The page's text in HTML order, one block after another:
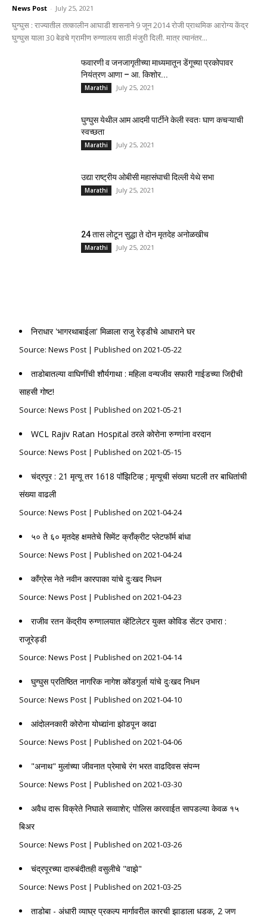
News Post - July 25, 2021
घुग्घुस : राज्यातील तत्कालीन आघाडी शासनाने 9 जून 2014 रोजी प्राथमिक आरोग्य केंद्र
घुग्घुस याला 30 बेडचे ग्रामीण रुग्णालय साठी मंजुरी दिली. मात्र त्यानंतर...
फवारणी व जनजागृतीच्या माध्यमातून डेंगूच्या प्रकोपावर
नियंत्रण आणा – आ. किशोर...
Marathi July 25, 2021
घुग्घुस येथील आम आदमी पार्टीने केली स्वतः घाण कचऱ्याची
स्वच्छता
Marathi July 25, 2021
उद्या राष्ट्रीय ओबीसी महासंघाची दिल्ली येथे सभा
Marathi July 25, 2021
24 तास लोटून सुद्धा ते दोन मृतदेह अनोळखीच
Marathi July 25, 2021
निराधार 'भागरथाबाईला' मिळाला राजु रेड्डीचे आधाराने घर
Source: News Post Published on 2021-05-22
ताडोबातल्या वाघिणींची शौर्यगाथा : महिला वन्यजीव सफारी गाईडच्या जिद्दीची
साहसी गोष्ट!
Source: News Post Published on 2021-05-21
WCL Rajiv Ratan Hospital ठरले कोरोना रुग्णांना वरदान
Source: News Post Published on 2021-05-15
चंद्रपूर : 21 मृत्यू तर 1618 पॉझिटिव्ह ; मृत्यूची संख्या घटली तर बाधितांची
संख्या वाढली
Source: News Post Published on 2021-04-24
५० ते ६० मृतदेह क्षमतेचे सिमेंट क्राँक्रीट प्लेटफॉर्म बांधा
Source: News Post Published on 2021-04-24
काँग्रेस नेते नवीन कारपाका यांचे दुःखद निधन
Source: News Post Published on 2021-04-23
राजीव रतन केंद्रीय रुग्णालयात व्हेंटिलेटर युक्त कोविड सेंटर उभारा :
राजूरेड्डी
Source: News Post Published on 2021-04-14
घुग्घुस प्रतिष्ठित नागरिक नागेश कोंडगुर्ला यांचे दुःखद निधन
Source: News Post Published on 2021-04-10
आंदोलनकारी कोरोना योध्द्यांना झोडपून काढा
Source: News Post Published on 2021-04-06
"अनाथ" मुलांच्या जीवनात प्रेमाचे रंग भरत वाढदिवस संपन्न
Source: News Post Published on 2021-03-30
अवैध दारू विक्रेते निघाले सव्वाशेर; पोलिस कारवाईत सापडल्या केवळ १५
बिअर
Source: News Post Published on 2021-03-26
चंद्रपूरच्या दारुबंदीतही वसुलीचे "वाझे"
Source: News Post Published on 2021-03-25
ताडोबा - अंधारी व्याघ्र प्रकल्प मार्गावरील कारची झाडाला धडक, 2 जण